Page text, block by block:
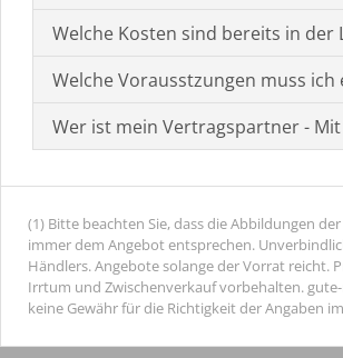
Welche Kosten sind bereits in der
Welche Vorausstzungen muss
Wer ist mein Vertragspartner -
(1) Bitte beachten Sie, dass die Abbildungen
immer dem Angebot entsprechen.
Händlers. Angebote solange der Vorrat reicht.
Irrtum und Zwischenverkauf vorbehalten.
keine Gewähr für die Richtigkeit der Angaben